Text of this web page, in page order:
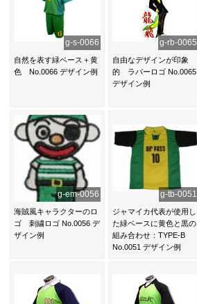
g-s-0066
自然を表す緑ベース＋黄
色 No.0066 デザイン例
g-rb-0065
自由なデザインが印象
的 ラバーロゴ No.0065
デザイン例
g-em-0056
海賊風キャラクターのロ
ゴ 刺繍ロゴ No.0056 デ
ザイン例
g-tb-0051
ジャマイカ代表が使用し
た緑ベースに黄色と黒の
組み合わせ：TYPE-B
No.0051 デザイン例